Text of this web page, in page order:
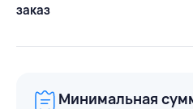
заказ
Минимальная